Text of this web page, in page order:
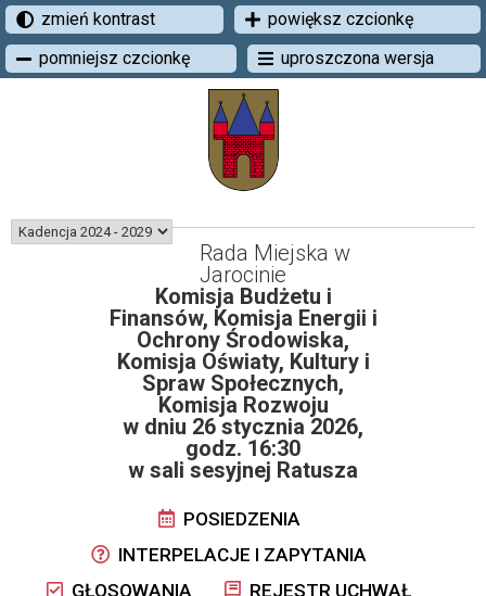
zmień kontrast
powiększ czcionkę
pomniejsz czcionkę
uproszczona wersja
Rada Miejska w
Jarocinie
Komisja Budżetu i
Finansów, Komisja Energii i
Ochrony Środowiska,
Komisja Oświaty, Kultury i
Spraw Społecznych,
Komisja Rozwoju
w dniu 26 stycznia 2026,
godz. 16:30
w sali sesyjnej Ratusza
POSIEDZENIA
INTERPELACJE I ZAPYTANIA
GŁOSOWANIA
REJESTR UCHWAŁ